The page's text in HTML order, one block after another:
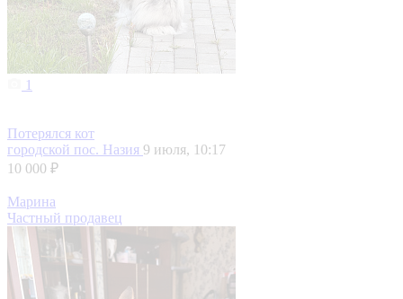
1
Потерялся кот
городской пос. Назия 9 июля, 10:17
10 000 ₽
Марина
Частный продавец